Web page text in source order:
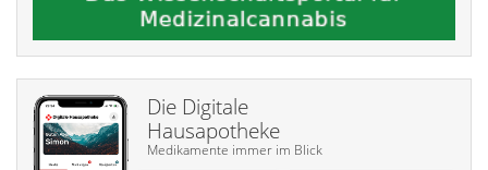
Die Digitale
Hausapotheke
Medikamente immer im Blick